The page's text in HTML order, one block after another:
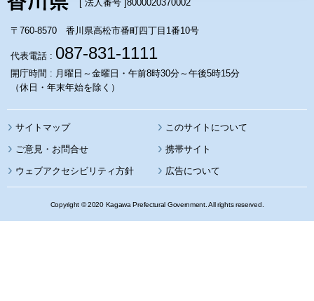
[ 法人番号 ]8000020370002
〒760-8570 香川県高松市番町四丁目1番10号
代表電話 : 087-831-1111
開庁時間 : 月曜日～金曜日・午前8時30分～午後5時15分
（休日・年末年始を除く）
サイトマップ このサイトについて
携帯サイト
ウェブアクセシビリティ方針 広告について
Copyright © 2020 Kagawa Prefectural Government. All rights reserved.